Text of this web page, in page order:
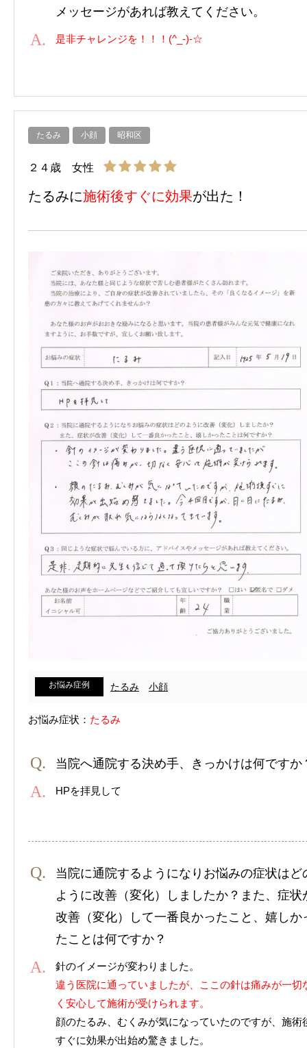
メッセージがあれば教えてください。
是非チャレンジを！！！(^_-)-☆
たるみ 小顔 昭和区
２４歳 女性
たるみに施術後すぐに効果が出た！
お悩み症例 たるみ 小顔
お悩み症状： たるみ
当院へ通院する決め手、きっかけは何ですか
HPを拝見して
当院に通院するようになりお悩みの症状はど
ように改善（変化）しましたか？また、症状
改善（変化）して一番良かったこと、嬉しか
たことは何ですか？
針のイメージが変わりました。
違う医院に通っていましたが、ここの針は痛みが一切
く安心して施術が受けられます。
顔のたるみ、むくみが気になっていたのですが、施術
すぐに効果が出始め驚きました。